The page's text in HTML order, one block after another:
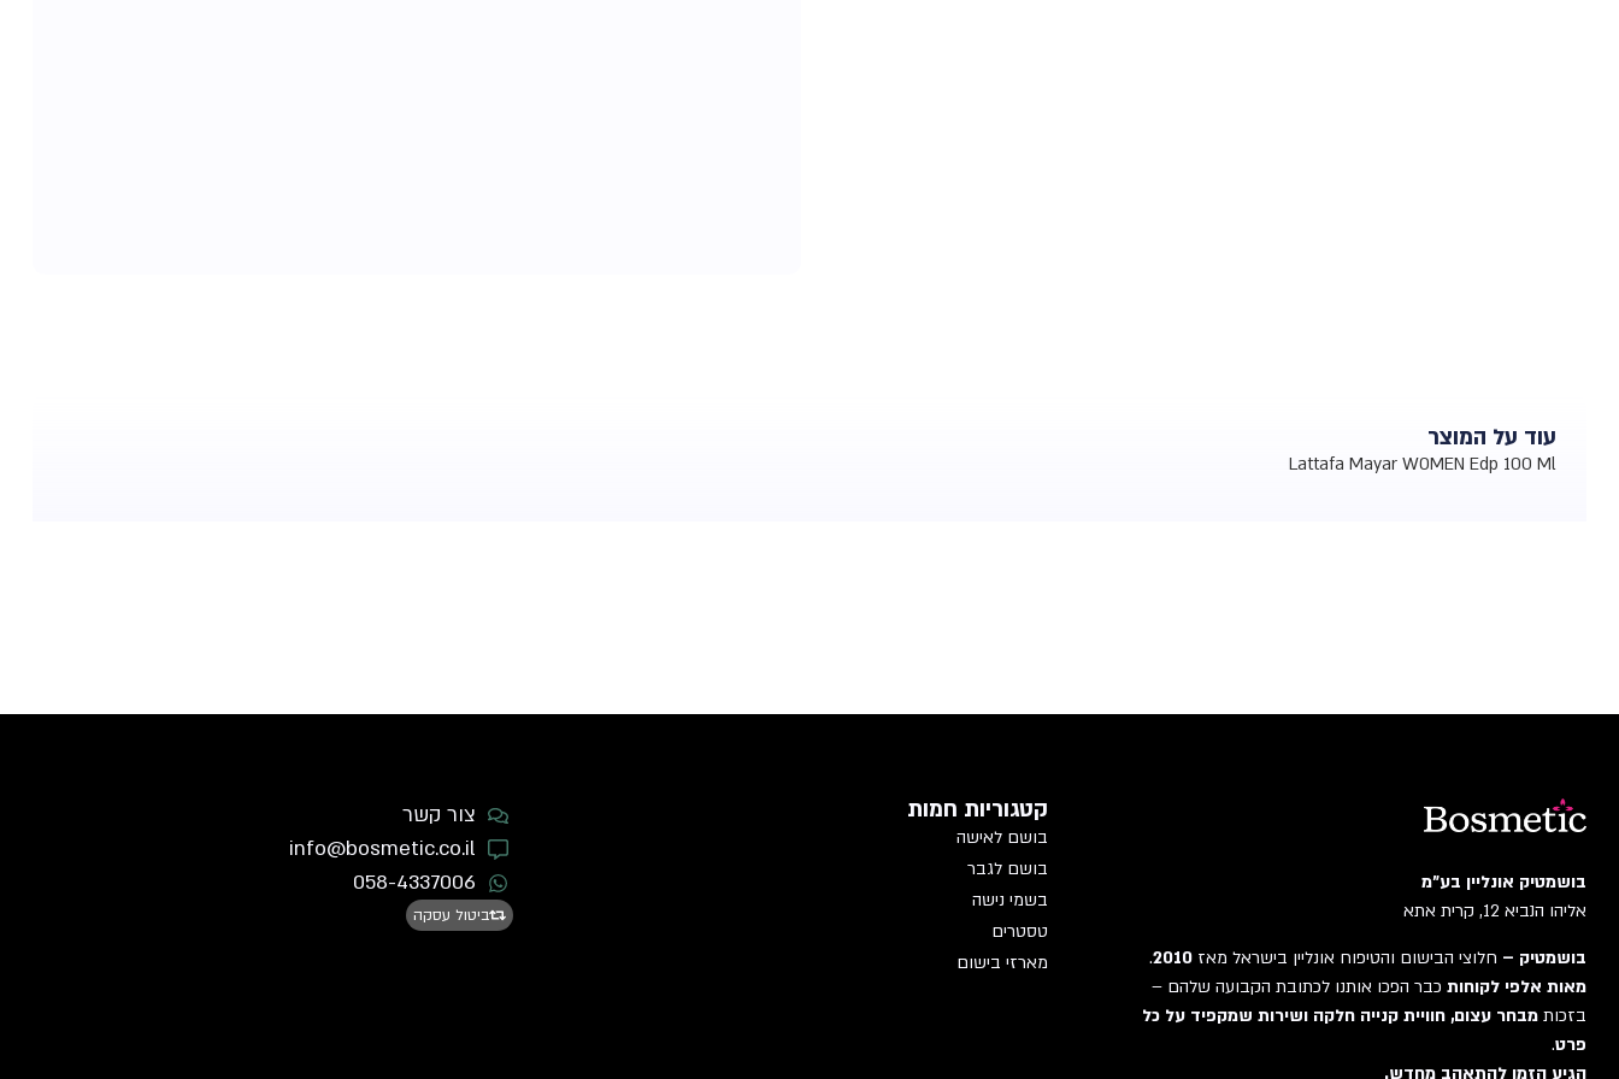
עוד על המוצר
Lattafa Mayar WOMEN Edp 100 Ml
בושמטיק אונליין בע"מ
אליהו הנביא 12, קרית אתא
בושמטיק – חלוצי הבישום והטיפוח אונליין בישראל מאז 2010
.
מאות אלפי לקוחות כבר הפכו אותנו לכתובת הקבועה שלהם –
בזכות מבחר עצום, חוויית קנייה חלקה ושירות שמקפיד על כל
פרט.
הגיע הזמן להתאהב מחדש.
קטגוריות חמות
בושם לאישה
בושם לגבר
בשמי נישה
טסטרים
מארזי בישום
צור קשר
info@bosmetic.co.il
058-4337006
ביטול עסקה